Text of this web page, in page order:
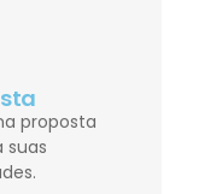
proposta
suas